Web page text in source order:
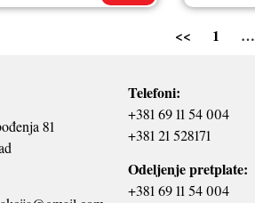
<< 1 …
81
Telefoni:
+381 69 11 54 004
+381 21 528171
Odeljenje pretplate:
+381 69 11 54 004